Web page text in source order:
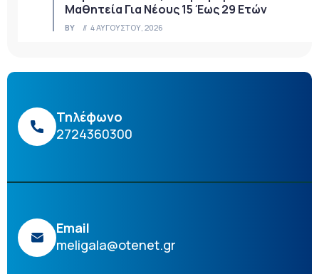
Μαθητεία Για Νέους 15 Έως 29 Ετών
BY 4 ΑΥΓΟΎΣΤΟΥ, 2026
Τηλέφωνο
2724360300
Email
meligala@otenet.gr